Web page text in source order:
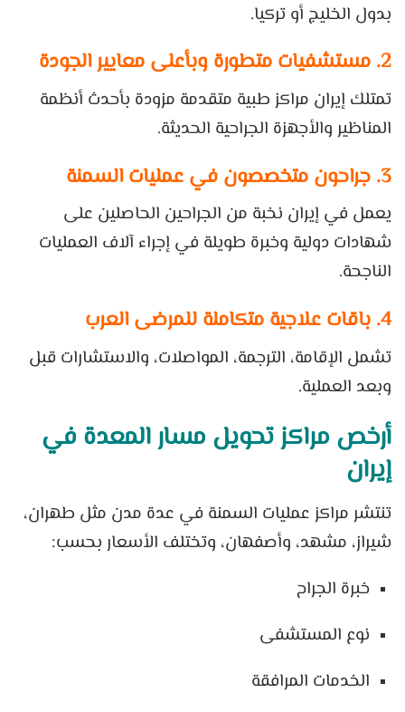
بدول الخليج أو تركيا.
2. مستشفيات متطورة وبأعلى معايير الجودة
تمتلك إيران مراكز طبية متقدمة مزودة بأحدث أنظمة
المناظير والأجهزة الجراحية الحديثة.
3. جراحون متخصصون في عمليات السمنة
يعمل في إيران نخبة من الجراحين الحاصلين على
شهادات دولية وخبرة طويلة في إجراء آلاف العمليات
الناجحة.
4. باقات علاجية متكاملة للمرضى العرب
تشمل الإقامة، الترجمة، المواصلات، والاستشارات قبل
وبعد العملية.
أرخص مراكز تحويل مسار المعدة في
إيران
تنتشر مراكز عمليات السمنة في عدة مدن مثل طهران،
شيراز، مشهد، وأصفهان، وتختلف الأسعار بحسب:
خبرة الجراح
نوع المستشفى
الخدمات المرافقة